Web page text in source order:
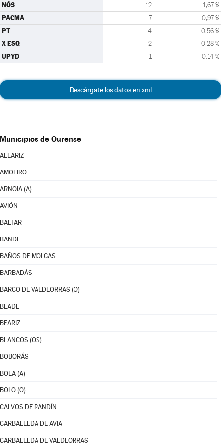
NÓS 12 1,67 %
PACMA 7 0,97 %
PT 4 0,56 %
X ESQ 2 0,28 %
UPYD 1 0,14 %
Descárgate los datos en xml
Municipios de Ourense
ALLARIZ
AMOEIRO
ARNOIA (A)
AVIÓN
BALTAR
BANDE
BAÑOS DE MOLGAS
BARBADÁS
BARCO DE VALDEORRAS (O)
BEADE
BEARIZ
BLANCOS (OS)
BOBORÁS
BOLA (A)
BOLO (O)
CALVOS DE RANDÍN
CARBALLEDA DE AVIA
CARBALLEDA DE VALDEORRAS